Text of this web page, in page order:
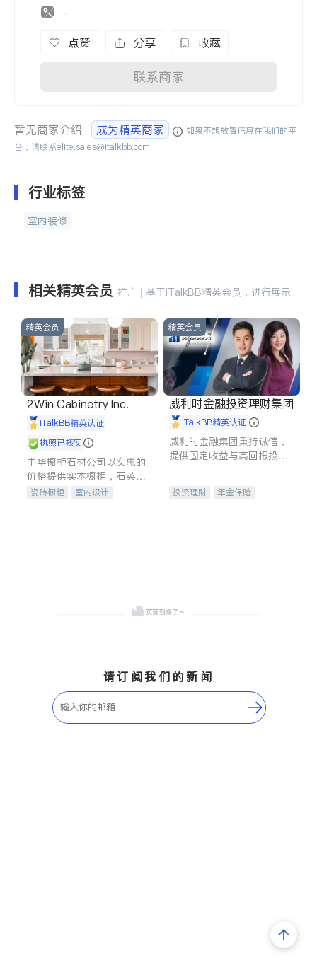
-
点赞 分享 收藏
联系商家
暂无商家介绍 成为精英商家
如果不想放置信息在我们的平
台，请联系elite.sales@italkbb.com
行业标签
室内装修
相关精英会员 推广 | 基于iTalkBB精英会员，进行展示
精英会员
2Win Cabinetry Inc.
iTalkBB精英认证
执照已核实
中华橱柜石材公司以实惠的
价格提供实木橱柜，石英石
台面，多种优质不锈钢水
瓷砖橱柜
室内设计
精英会员
威利时金融投资理财集团
iTalkBB精英认证
威利时金融集团秉持诚信，
提供固定收益与高回报投资
合，助力客户实现目标
投资理财
年金保险
请订阅我们的新闻